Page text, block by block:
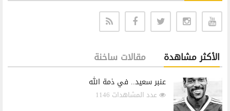
الأكثر مشاهدة مقالات ساخنة
عنبر سعيد.. في ذمة الله
عدد المشاهدات 1146